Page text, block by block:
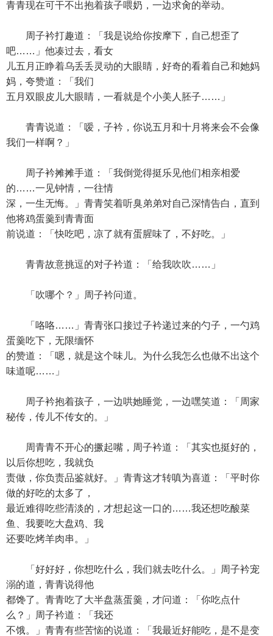
青青现在可干不出抱着孩子喂奶，一边求肏的举动。
周子衿打趣道：「我是说给你按摩下，自己想歪了
吧……」他凑过去，看女
儿五月正睁着乌丢丢灵动的大眼睛，好奇的看着自己和她妈
妈，夸赞道：「我们
五月双眼皮儿大眼睛，一看就是个小美人胚子……」
青青说道：「嗳，子衿，你说五月和十月将来会不会像
我们一样啊？」
周子衿摊摊手道：「我倒觉得挺乐见他们相亲相爱
的……一见钟情，一往情
深，一生无悔。」青青笑着听臭弟弟对自己深情告白，直到
他将鸡蛋羹到青青面
前说道：「快吃吧，凉了就有蛋腥味了，不好吃。」
青青故意挑逗的对子衿道：「给我吹吹……」
「吹哪个？」周子衿问道。
「咯咯……」青青张口接过子衿递过来的勺子，一勺鸡
蛋羹吃下，无限缅怀
的赞道：「嗯，就是这个味儿。为什么我怎么也做不出这个
味道呢……」
周子衿抱着孩子，一边哄她睡觉，一边嘿笑道：「周家
秘传，传儿不传女的。」
周青青不开心的撅起嘴，周子衿道：「其实也挺好的，
以后你想吃，我就负
责做，你负责品鉴就好。」青青这才转嗔为喜道：「平时你
做的好吃的太多了，
最近难得吃些清淡的，才想起这一口的……我还想吃酸菜
鱼、我要吃大盘鸡、我
还要吃烤羊肉串。」
「好好好，你想吃什么，我们就去吃什么。」周子衿宠
溺的道，青青说得他
都馋了。青青吃了大半盘蒸蛋羹，才问道：「你吃点什
么？」周子衿道：「我还
不饿。」青青有些苦恼的说道：「我最近好能吃，是不是变